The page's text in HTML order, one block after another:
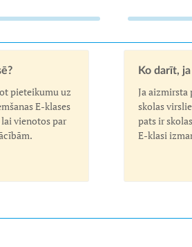
pieteikumu uz
E-klases
vienotos par
Ko darīt,
Ja aizmirsta
skolas
pats ir
E-klasi